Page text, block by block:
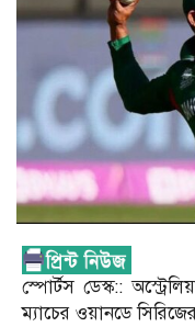
স্পোর্টস ডেস্ক::
ম্যাচের ওয়ানডে